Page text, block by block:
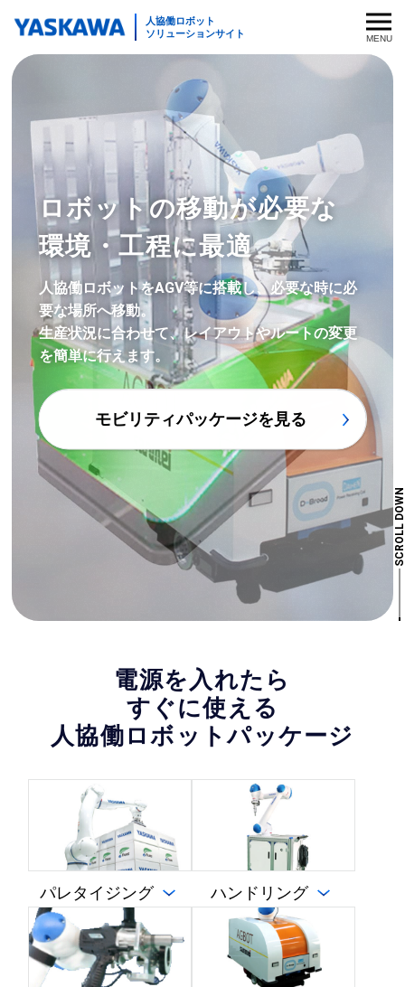
人協働ロボット
ソリューションサイト
導入事例・動画
パッケージ
電源を入れたらすぐに使える人協働ロボットパッケージ
パレタイジング
モビリティ
ハンドリング
ねじ締め
アーク溶接
運用支援
パッケージの一覧を見る
周辺機器
周辺機器（PLUG & PLAY）
エンドエフェクター
グリッパ
ねじ締め
研磨・研削・バリ取り
センサー
力覚センサー
2Dビジョンセンサー
2.5Dビジョンシステム
3Dビジョンセンサー
安全センサー
昇降装置
プログラミングペンダント用保護カバー
サポートツール
コンプレッサー
パーツフィーダ
周辺機器の一覧を見る
導入サポート
業界・用途
業界別・用途別のソリューションから最適な人協働ロボッ
トを探します
業界別ソリューション一覧を見る
自動車・自動車部品
金属加工
搬送装置
射出・成形
電気・電子
食品製造
鉄鋼
用途別ソリューション一覧を見る
組立・ねじ締め・マシンテンディング
仕分け・梱包
搬送・荷積み・パレタイズ等
人協働ロボットのソリューションをもっと見る
ロボットを探す
可搬質量や最大リーチから最適な人協働ロボットを探しま
各製品の特長・仕様を見る [機種名：可搬質量 / 最大リー
チ / 仕様]
HC35：35kg可搬 / 2030ｍｍ / 防じん・防滴
HC10DTP：10kg可搬 / 1379ｍｍ / 標準
HC10DTP ：10kg可搬 / 1379ｍｍ / 防じん・防滴
HC10DTFP：10kg可搬 / 1379ｍｍ / 食品仕様
HC10DTPハンドキャリータイプ：10kg可搬 / 1379ｍｍ / 標
準/防じん・防滴
HC20SDTP：20kg可搬 / 1412mm / 防じん・防滴
HC30PL：30kg可搬 / 1600mm / 防じん・防滴
お問い合わせ
ロボットの移動が必要な
環境・工程に最適
人協働ロボットをAGV等に搭載し、必要な時に必
要な場所へ移動。
生産状況に合わせて、レイアウトやルートの変更
を簡単に行えます。
モビリティパッケージを見る
SCROLL DOWN
電源を入れたら
すぐに使える
人協働ロボットパッケージ
パレタイジング ハンドリング